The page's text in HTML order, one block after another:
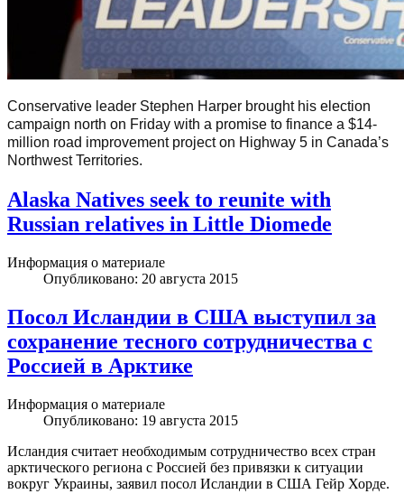
Conservative leader Stephen Harper brought his election
campaign north on Friday with a promise to finance a $14-
million road improvement project on Highway 5 in Canada’s
Northwest Territories.
Alaska Natives seek to reunite with
Russian relatives in Little Diomede
Информация о материале
Опубликовано: 20 августа 2015
Посол Исландии в США выступил за
сохранение тесного сотрудничества с
Россией в Арктике
Информация о материале
Опубликовано: 19 августа 2015
Исландия считает необходимым сотрудничество всех стран
арктического региона с Россией без привязки к ситуации
вокруг Украины, заявил посол Исландии в США Гейр Хорде.